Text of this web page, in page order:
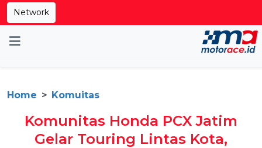
Network
Home Komuitas
Komunitas Honda PCX Jatim
Gelar Touring Lintas Kota,